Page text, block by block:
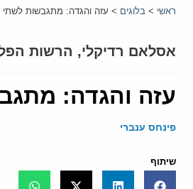
ראשי > בלוגים > עזה והגדה: מתגבשות לשתי
אסלאם רדיקלי, הרשות
עזה והגדה:
פינחס ענברי
שיתוף